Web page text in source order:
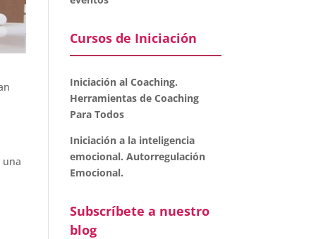
una
Cursos de Iniciación
Iniciación al Coaching.
Herramientas de Coaching
Para Todos
Iniciación a la inteligencia
emocional. Autorregulación
Emocional.
Subscríbete a nuestro
blog